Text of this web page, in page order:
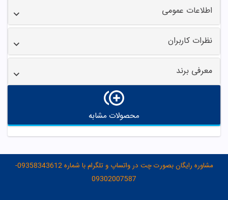
اطلاعات عمومی
نظرات کاربران
معرفی برند
محصولات مشابه
مشاوره رایگان بصورت چت در واتساپ و تلگرام با شماره 09358343612-
09302007587